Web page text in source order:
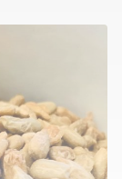
je hmota
úplně
sladěnku ke
motorek
použít s